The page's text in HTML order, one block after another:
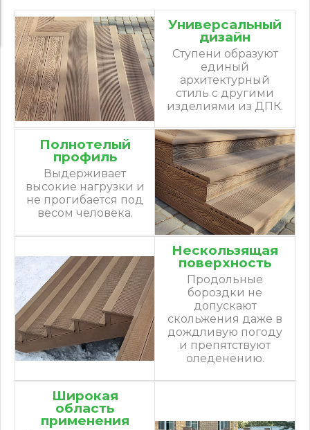
Универсальный
дизайн
Ступени образуют
единый
архитектурный
стиль с другими
изделиями из ДПК.
Полнотелый
профиль
Выдерживает
высокие нагрузки и
не прогибается под
весом человека.
Нескользящая
поверхность
Продольные
бороздки не
допускают
скольжения даже в
дождливую погоду
и препятствуют
оледенению.
Широкая
область
применения